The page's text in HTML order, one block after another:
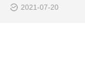
2021-07-20